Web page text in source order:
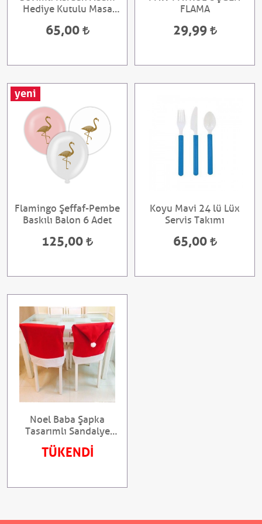
Hediye Kutulu Masa
65,00
FLAMA
29,99
yeni
Flamingo Şeffaf-Pembe
Baskılı Balon 6 Adet
125,00
Koyu Mavi 24 lü Lüx
Servis Takımı
65,00
Noel Baba Şapka
Tasarımlı Sandalye
Kılıfı (4 adet)
TÜKENDİ